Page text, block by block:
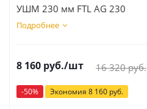
УШМ 230 мм FTL AG 230
Подробнее
8 160 руб./шт 16 320руб.
-50% Экономия 8 160 руб.